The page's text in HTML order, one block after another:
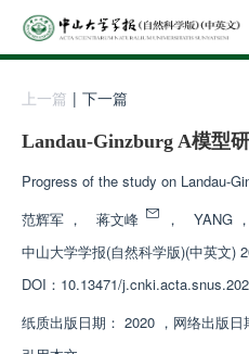
上一篇 | 下一篇
Landau-Ginzburg A模型
Progress of the study on Landau-
范辉军 ， 蒋文峰 ， YANG ，
中山大学学报(自然科学版)(中英文)
DOI： 10.13471/
纸质出版日期： 2020 ， 网络出版日